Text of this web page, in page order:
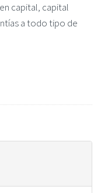
capital, capital
a todo tipo de